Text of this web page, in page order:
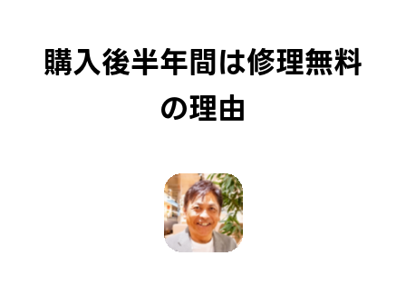
購入後半年間は修理無料
の理由